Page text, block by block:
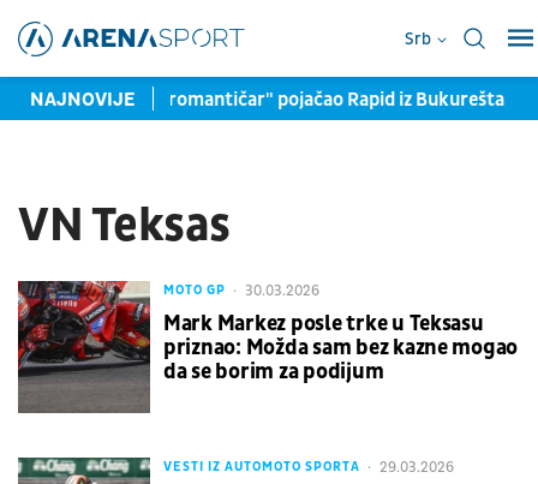
Srb
NAJNOVIJE
Turskoj Bivši "romantičar" pojačao Rapid iz Bukurešta
VN Teksas
MOTO GP 30.03.2026
Mark Markez posle trke u Teksasu
priznao: Možda sam bez kazne mogao
da se borim za podijum
VESTI IZ AUTOMOTO SPORTA 29.03.2026